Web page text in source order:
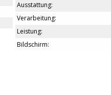
Ausstattung:
Verarbeitung:
Leistung:
Bildschirm: